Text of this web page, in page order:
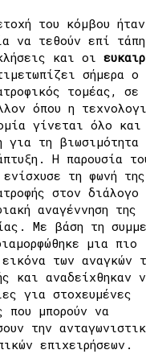
του κόμβου
να τεθούν επί
και οι
σήμερα ο
τομέας, σε
όπου η
γίνεται όλο και
για τη βιωσιμότητα
Η παρουσία
ενίσχυσε τη φωνή της
στον διάλογο
αναγέννηση της
Με βάση τη
μια πιο
εικόνα των αναγκών
και αναδείχθηκαν
για στοχευμένες
που μπορούν να
την
επιχειρήσεων.